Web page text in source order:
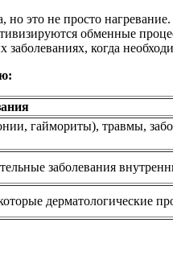
это не просто
обменные
когда
гаймориты), травмы,
заболевания
дерматологические